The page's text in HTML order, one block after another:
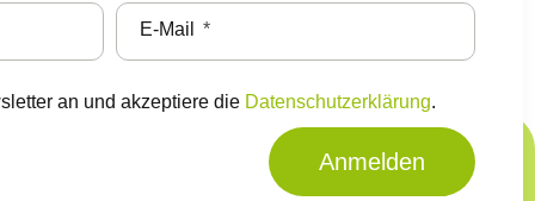
E-Mail
an und akzeptiere die Datenschutzerklärung
Anmelden